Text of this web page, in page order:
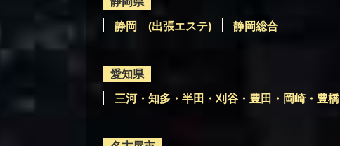
静岡 (出張エステ) 静岡総合
愛知県
三河・知多・半田・刈谷・豊田・岡崎・豊橋